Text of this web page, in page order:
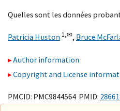
Quelles sont les données
Patricia Huston 1,✉, Bruce
Author information
Copyright and License
PMCID: PMC9844564 PMID: